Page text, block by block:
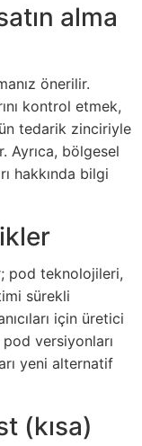
alma
önerilir.
kontrol etmek,
tedarik zinciriyle
bölgesel
hakkında bilgi
pod teknolojileri,
sürekli
için üretici
versiyonları
yeni alternatif
(kısa)